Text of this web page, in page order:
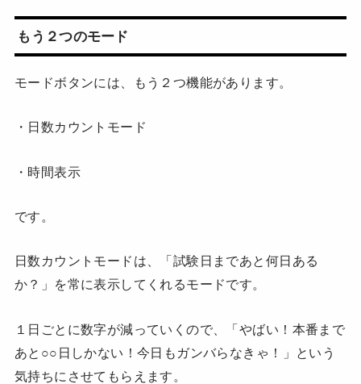
もう２つのモード
モードボタンには、もう２つ機能があります。
・日数カウントモード
・時間表示
です。
日数カウントモードは、「試験日まであと何日ある
か？」を常に表示してくれるモードです。
１日ごとに数字が減っていくので、「やばい！本番まで
あと○○日しかない！今日もガンバらなきゃ！」という
気持ちにさせてもらえます。